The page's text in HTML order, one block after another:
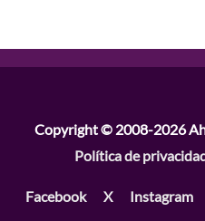
Copyright © 2008-2026
Política de
Facebook X Instagram